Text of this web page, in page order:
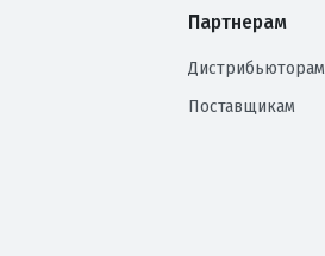
Партнерам
Дистрибьюторам
Поставщикам